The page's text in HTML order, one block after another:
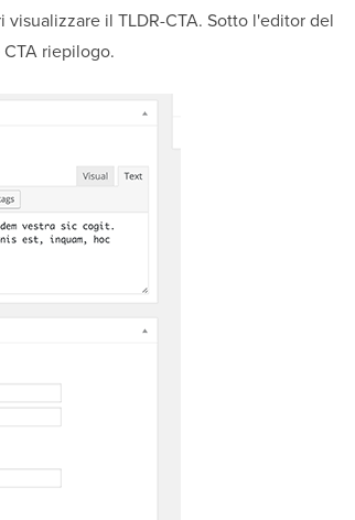
il TLDR-CTA. Sotto l'editor del
riepilogo.